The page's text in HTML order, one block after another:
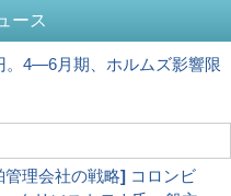
ース
。4―6月期、ホルムズ影響限
理会社の戦略] コロンビ